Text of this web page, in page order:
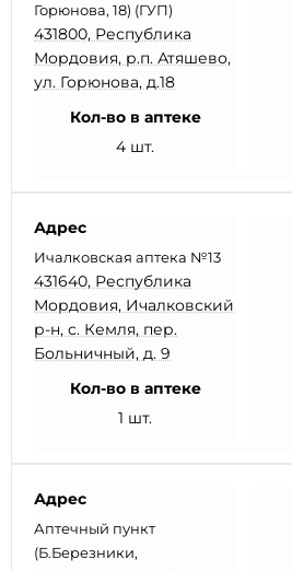
Горюнова, 18) (ГУП)
431800, Республика
Мордовия, р.п. Атяшево,
ул. Горюнова, д.18
Кол-во в аптеке
4 шт.
Адрес
Ичалковская аптека №13
431640, Республика
Мордовия, Ичалковский
р-н, с. Кемля, пер.
Больничный, д. 9
Кол-во в аптеке
1 шт.
Адрес
Аптечный пункт
(Б.Березники,